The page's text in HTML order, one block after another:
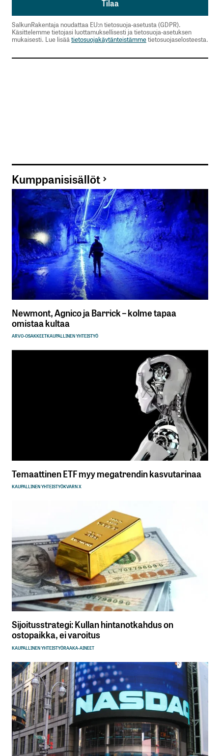
SalkunRakentaja noudattaa EU:n tietosuoja-asetusta (GDPR).
Käsittelemme tietojasi luottamuksellisesti ja tietosuoja-asetuksen
mukaisesti. Lue lisäätietosuojakäytänteistämmetietosuojaselosteesta.
Kumppanisisällöt
Newmont, Agnico ja Barrick – kolme tapaa
omistaa kultaa
ARVO-OSAKKEETKAUPALLINEN YHTEISTYÖ
Temaattinen ETF myy megatrendin kasvutarinaa
KAUPALLINEN YHTEISTYÖKVARN X
Sijoitusstrategi: Kullan hintanotkahdus on
ostopaikka, ei varoitus
KAUPALLINEN YHTEISTYÖRAAKA-AINEET